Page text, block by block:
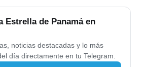
Estrella de Panamá en
noticias destacadas y lo más
día directamente en tu Telegram.